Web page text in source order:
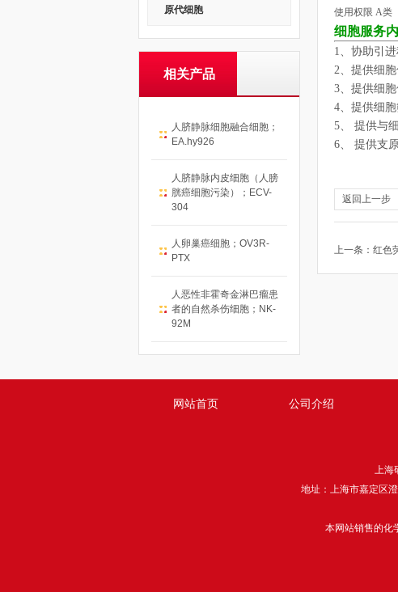
原代细胞
相关产品
人脐静脉细胞融合细胞；
EA.hy926
人脐静脉内皮细胞（人膀
胱癌细胞污染）；ECV-
304
人卵巢癌细胞；OV3R-
PTX
人恶性非霍奇金淋巴瘤患
者的自然杀伤细胞；NK-
92M
使用权限 A类
细胞服务
1 、协助引
2 、提供细
3、提供细胞
4、提供细
5、 提供与
6、 提供支
返回上一步
上一条： 红色
网站首页 公司介绍
上海
地址：上海市嘉定区
本网站销售的化